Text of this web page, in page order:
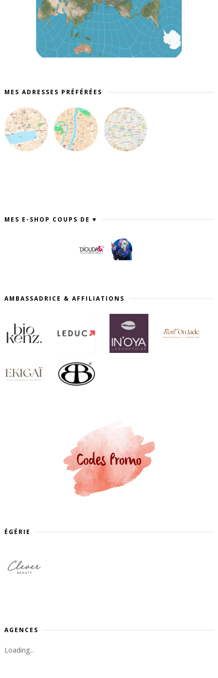
MES ADRESSES PRÉFÉRÉES
MES E-SHOP COUPS DE ♥
AMBASSADRICE & AFFILIATIONS
ÉGÉRIE
AGENCES
Loading...